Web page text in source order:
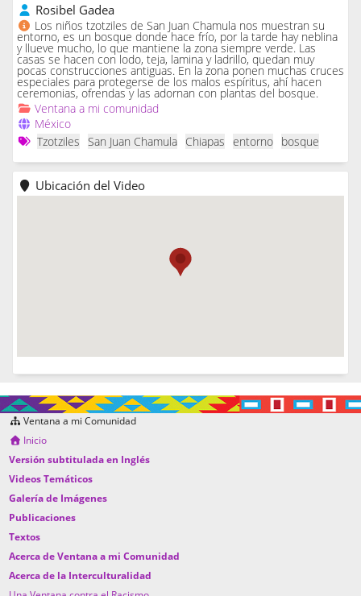
Rosibel Gadea
Los niños tzotziles de San Juan Chamula nos muestran su
entorno, es un bosque donde hace frío, por la tarde hay neblina
y llueve mucho, lo que mantiene la zona siempre verde. Las
casas se hacen con lodo, teja, lamina y ladrillo, quedan muy
pocas construcciones antiguas. En la zona ponen muchas cruces
especiales para protegerse de los malos espíritus, ahí hacen
ceremonias, ofrendas y las adornan con plantas del bosque.
Ventana a mi comunidad
México
Tzotziles
San Juan Chamula Chiapas entorno bosque
Ubicación del Video
Ventana a mi Comunidad
Inicio
Versión subtitulada en Inglés
Videos Temáticos
Galería de Imágenes
Publicaciones
Textos
Acerca de Ventana a mi Comunidad
Acerca de la Interculturalidad